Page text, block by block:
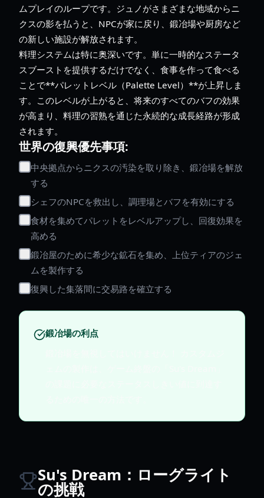
ムプレイのループです。ジュノがさまざまな地域からニ
クスの影を払うと、NPCが家に戻り、鍛冶場や厨房など
の新しい施設が解放されます。
料理システムは特に奥深いです。単に一時的なステータ
スブーストを提供するだけでなく、食事を作って食べる
ことで**パレットレベル（Palette Level）**が上昇しま
す。このレベルが上がると、将来のすべてのバフの効果
が高まり、料理の習熟を通じた永続的な成長経路が形成
されます。
世界の復興優先事項:
中央拠点からニクスの汚染を取り除き、鍛冶場を解放
する
シェフのNPCを救出し、調理場とバフを有効にする
食材を集めてパレットをレベルアップし、回復効果を
高める
鍛冶屋のために希少な鉱石を集め、上位ティアのジェ
ムを製作する
復興した集落間に交易路を確立する
鍛冶場の利点
Su's Dream：ローグライト
の挑戦